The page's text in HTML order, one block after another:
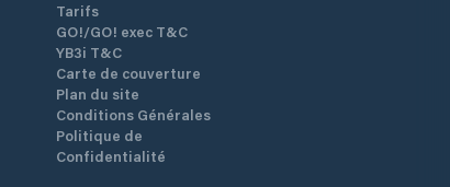
Tarifs
GO!/GO! exec T&C
YB3i T&C
Carte de couverture
Plan du site
Conditions Générales
Politique de
Confidentialité